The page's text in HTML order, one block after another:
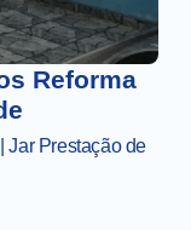
Reforma
Jar Prestação de